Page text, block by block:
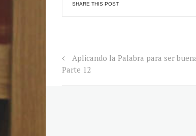
SHARE THIS POST
Aplicando la Palabra para ser
Parte 12